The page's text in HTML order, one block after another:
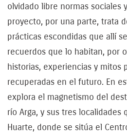
olvidado libre normas sociales
proyecto, por una parte, trata
prácticas escondidas que allí
recuerdos que lo habitan, por
historias, experiencias y mitos
recuperadas en el futuro. En
explora el magnetismo del
río Arga, y sus tres localidades
Huarte, donde se sitúa el